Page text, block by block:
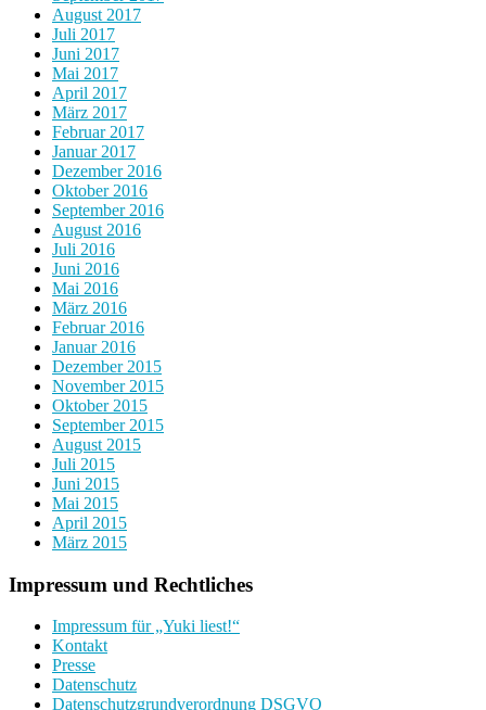
August 2017
Juli 2017
Juni 2017
Mai 2017
April 2017
März 2017
Februar 2017
Januar 2017
Dezember 2016
Oktober 2016
September 2016
August 2016
Juli 2016
Juni 2016
Mai 2016
März 2016
Februar 2016
Januar 2016
Dezember 2015
November 2015
Oktober 2015
September 2015
August 2015
Juli 2015
Juni 2015
Mai 2015
April 2015
März 2015
Impressum und Rechtliches
Impressum für „Yuki liest!“
Kontakt
Presse
Datenschutz
Datenschutzgrundverordnung DSGVO